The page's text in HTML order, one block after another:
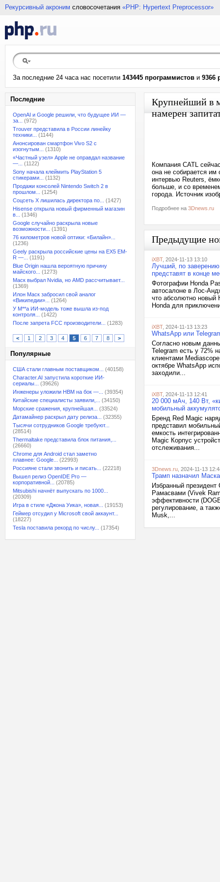
Рекурсивный акроним словосочетания «PHP: Hypertext Preprocessor»
За последние 24 часа нас посетили 143445 программистов и 9366
Последние
OpenAI и Google решили, что будущее ИИ —
за...
(972)
Trouver представила в России линейку
техники...
(1144)
Анонсирован смартфон Vivo S2 с
изогнутым...
(1310)
«Частный узел» Apple не оправдал название
—...
(1122)
Sony начала клеймить PlayStation 5
стикерами...
(1132)
Продажи консолей Nintendo Switch 2 в
прошлом...
(1254)
Соцсеть X лишилась директора по...
(1427)
Hisense открыла новый фирменный магазин
в...
(1346)
Google случайно раскрыла новые
возможности...
(1391)
76 километров новой оптики: «Билайн»...
(1236)
Geely раскрыла российские цены на EX5 EM-
R —...
(1191)
Blue Origin нашла вероятную причину
майского...
(1273)
Маск выбрал Nvidia, но AMD рассчитывает...
(1369)
Илон Маск забросил свой аналог
«Википедии»...
(1264)
У M**a ИИ-модель тоже вышла из-под
контроля...
(1422)
После запрета FCC производители...
(1283)
< 1 2 3 4 5 6 7 8 >
Популярные
США стали главным поставщиком...
(40158)
Character.AI запустила короткие ИИ-
сериалы...
(39626)
Инженеры уложили HBM на бок —...
(39354)
Китайские специалисты заявили,...
(34150)
Морские сражения, крупнейшая...
(33524)
Датамайнер раскрыл дату релиза...
(32355)
Тысячи сотрудников Google требуют...
(28514)
Thermaltake представила блок питания,...
(26660)
Chrome для Android стал заметно
плавнее: Google...
(22993)
Россияне стали звонить и писать...
(22218)
Вышел релиз OpenIDE Pro —
корпоративной...
(20785)
Mitsubishi начнёт выпускать по 1000...
(20309)
Игра в стиле «Джона Уика», новая...
(19153)
Геймер отсудил у Microsoft свой аккаунт...
(18227)
Tesla поставила рекорд по числу...
(17354)
Крупнейший в
намерен
Компания CATL
она не собирается им
интервью Reuters,
больше, и со
города. Источник
Подробнее на 3Dnews.ru
Предыдущие
iXBT, 2024-11-13 13:10
Лучший, по
представят в конце
Фотографии Honda
автосалоне в Лос-
что абсолютно новый
Honda для
iXBT, 2024-11-13 13:23
WhatsApp или
Согласно новым
Telegram есть у 72%
клиентами
октябре WhatsApp
заходили...
iXBT, 2024-11-13 12:41
20 000 мАч, 140 Вт,
мобильный
Бренд Red Magic
представил
емкость
Magic Корпус
отслеживания...
3Dnews.ru , 2024-11-13
Трамп назначил
Избранный
Рамасвами (Vivek
эффективности
регулирование, а
Musk,...